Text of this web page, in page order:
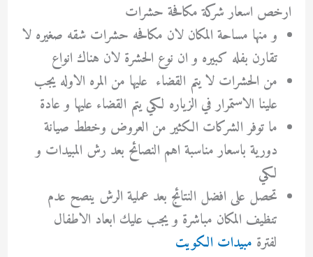
ارخص اسعار شركة مكافحة حشرات
و منها مساحة المكان لان مكافحه حشرات شقه صغيره لا
تقارن بفله كبيره و ان نوع الحشرة لان هناك انواع
من الحشرات لا يتم القضاء عليها من المره الاوله يجب
علينا الاستمرار في الزياره لكي يتم القضاء عليها و عادة
ما توفر الشركات الكثير من العروض وخطط صيانة
دورية باسعار مناسبة اهم النصائح بعد رش المبيدات و
لكي
تحصل على افضل النتائج بعد عملية الرش ينصح عدم
تنظيف المكان مباشرة و يجب عليك ابعاد الاطفال
لفترة مبيدات الكويت